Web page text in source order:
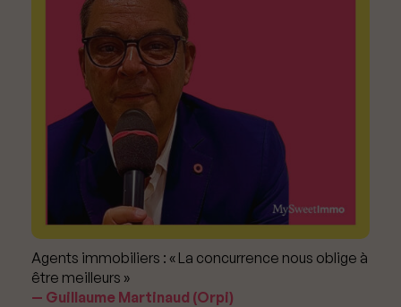
Agents immobiliers : « La concurrence nous oblige à
être meilleurs »
Guillaume Martinaud (Orpi)